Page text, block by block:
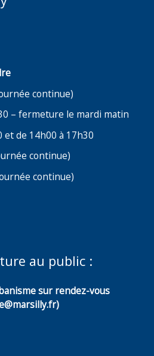
continue)
– fermeture le mardi matin
de 14h00 à 17h30
continue)
continue)
au public :
sur rendez-vous